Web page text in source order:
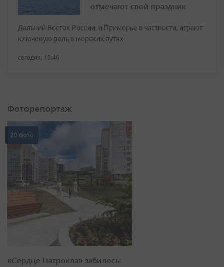
отмечают свой праздник
Дальний Восток России, и Приморье в частности, играют
ключевую роль в морских путях
сегодня, 13:46
Фоторепортаж
20 фото
«Сердце Патрокла» забилось: